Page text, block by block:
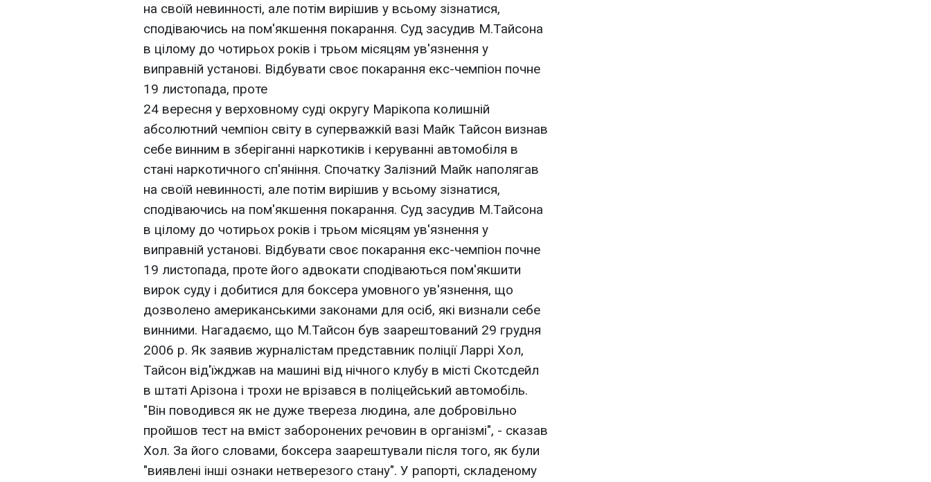
на своїй невинності, але потім вирішив у всьому зізнатися,
сподіваючись на пом'якшення покарання. Суд засудив М.Тайсона
в цілому до чотирьох років і трьом місяцям ув'язнення у
виправній установі. Відбувати своє покарання екс-чемпіон почне
19 листопада, проте
24 вересня у верховному суді округу Марікопа колишній
абсолютний чемпіон світу в суперважкій вазі Майк Тайсон визнав
себе винним в зберіганні наркотиків і керуванні автомобіля в
стані наркотичного сп'яніння. Спочатку Залізний Майк наполягав
на своїй невинності, але потім вирішив у всьому зізнатися,
сподіваючись на пом'якшення покарання. Суд засудив М.Тайсона
в цілому до чотирьох років і трьом місяцям ув'язнення у
виправній установі. Відбувати своє покарання екс-чемпіон почне
19 листопада, проте його адвокати сподіваються пом'якшити
вирок суду і добитися для боксера умовного ув'язнення, що
дозволено американськими законами для осіб, які визнали себе
винними. Нагадаємо, що М.Тайсон був заарештований 29 грудня
2006 р. Як заявив журналістам представник поліції Ларрі Хол,
Тайсон від'їжджав на машині від нічного клубу в місті Скотсдейл
в штаті Арізона і трохи не врізався в поліцейський автомобіль.
"Він поводився як не дуже твереза людина, але добровільно
пройшов тест на вміст заборонених речовин в організмі", - сказав
Хол. За його словами, боксера заарештували після того, як були
"виявлені інші ознаки нетверезого стану". У рапорті, складеному